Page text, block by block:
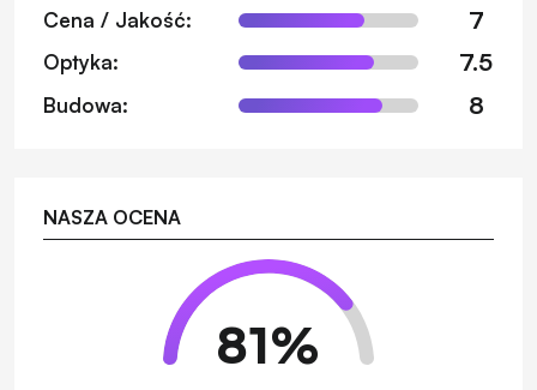
Cena / Jakość: 7
Optyka: 7.5
Budowa: 8
NASZA OCENA
81%